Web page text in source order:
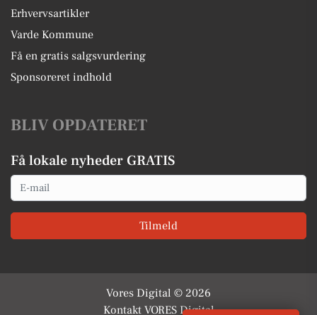
Erhvervsartikler
Varde Kommune
Få en gratis salgsvurdering
Sponsoreret indhold
BLIV OPDATERET
Få lokale nyheder GRATIS
Email
Tilmeld
Vores Digital © 2026
Kontakt VORES Digital